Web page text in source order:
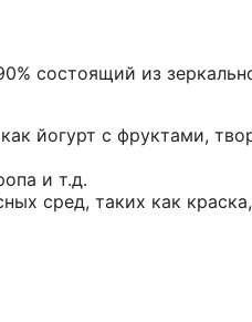
состоящий из
йогурт с фруктами,
и т.д.
сред, таких как